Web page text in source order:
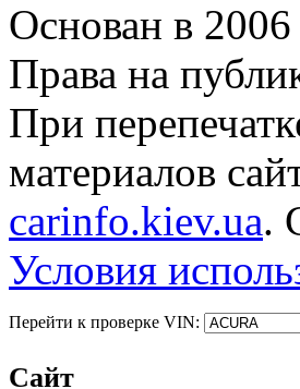
Основан в 2006
Права на
При
материалов
carinfo.kiev.ua.
Условия
Перейти к проверке VIN:
Сайт